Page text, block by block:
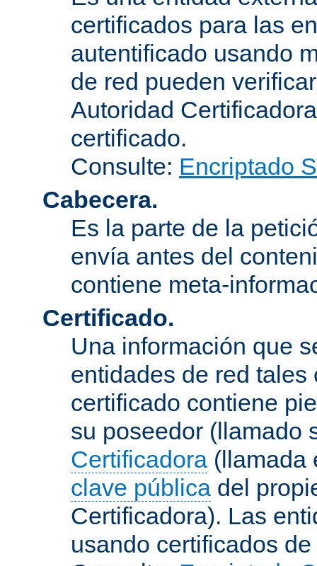
certificados para las
autentificado usando
de red pueden
Autoridad
certificado.
Consulte: Encriptado
Cabecera.
Es la parte de la
envía antes del
contiene meta-
Certificado.
Una información que
entidades de red
certificado contiene
su poseedor (llamado
Certificadora (llamada
clave pública del
Certificadora). Las
usando certificados